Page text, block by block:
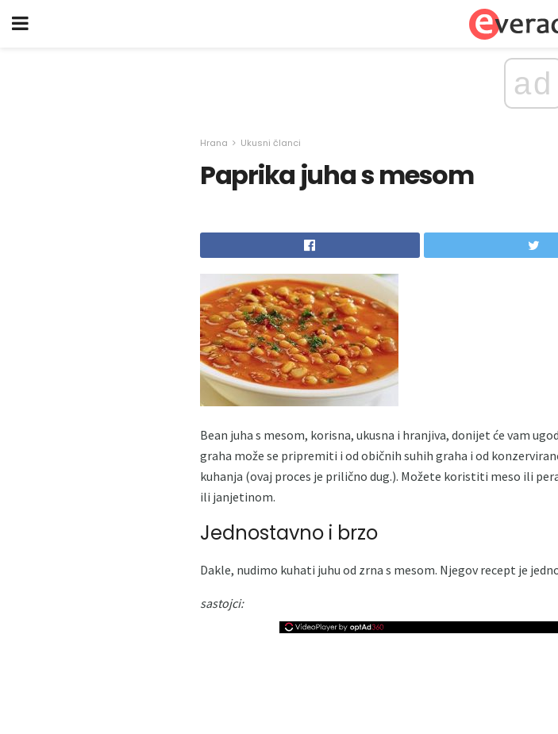
ad
Hrana Ukusni članci
Paprika juha s mesom
Bean juha s mesom, korisna, ukusna i hranjiva, donijet će vam
graha može se pripremiti i od običnih suhih graha i od
kuhanja (ovaj proces je prilično dug.). Možete koristiti meso ili
ili janjetinom.
Jednostavno i brzo
Dakle, nudimo kuhati juhu od zrna s mesom. Njegov recept je
sastojci: